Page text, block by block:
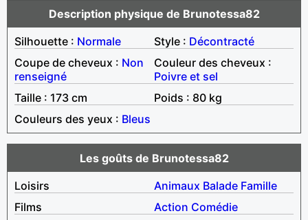
Description physique de Brunotessa82
Silhouette : Normale Style : Décontracté
Coupe de cheveux : Non
renseigné
Couleur des cheveux :
Poivre et sel
Taille : 173 cm
Poids : 80 kg
Couleurs des yeux : Bleus
Les goûts de Brunotessa82
Loisirs
Animaux Balade Famille
Films
Action Comédie